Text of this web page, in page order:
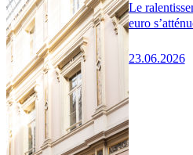
Le
euro
23.06.2026